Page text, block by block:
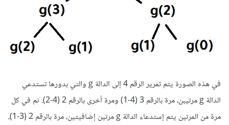
في هذه الصورة يتم تمرير الرقم 4 إلى الدالة g والتي بدورها تستدعي
الدالة g مرتيبن، مرة بالرقم 3 (4-1) ومرة أخرى بالرقم 2 (4-2). ثم في كل
مرة من المرتين يتم إستدعاء الدالة g مرتين إضافيتين، مرة بالرقم 2 (3-1)،